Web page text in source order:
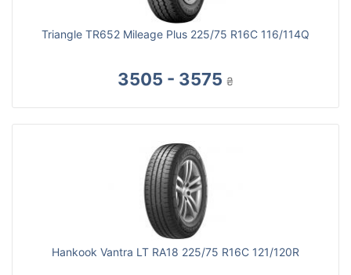
Triangle TR652 Mileage Plus 225/75 R16C 116/114Q
3505 - 3575 ₴
Hankook Vantra LT RA18 225/75 R16C 121/120R